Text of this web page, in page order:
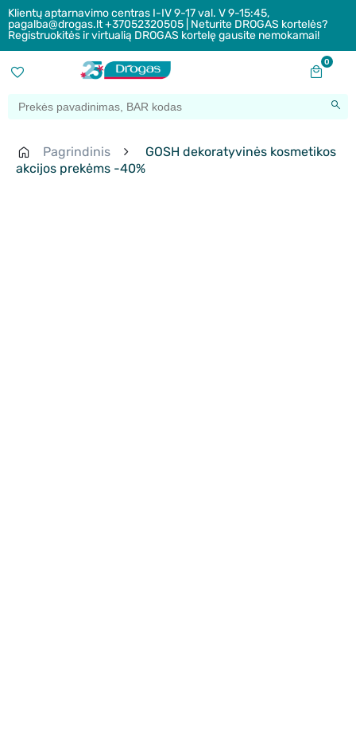
Klientų aptarnavimo centras I-IV 9-17 val. V 9-15:45,
pagalba@drogas.lt +37052320505 | Neturite DROGAS kortelės?
Registruokitės ir virtualią DROGAS kortelę gausite nemokamai!
0
Pagrindinis
GOSH dekoratyvinės kosmetikos
akcijos prekėms -40%